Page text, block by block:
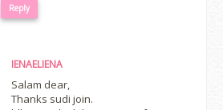
Reply
IENAELIENA
Salam dear,
Thanks sudi join.